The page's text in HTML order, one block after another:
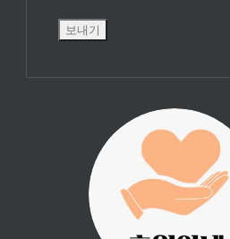
진리횃불 사역은
여러분의 후원으
로 이루어집니다.